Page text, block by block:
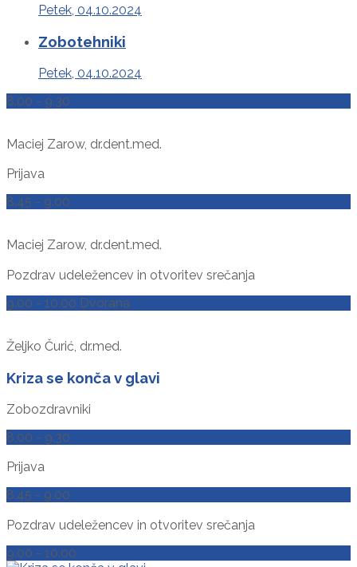
Petek, 04.10.2024
Zobotehniki
Petek, 04.10.2024
8.00 - 9.30
Maciej Zarow, dr.dent.med.
Prijava
8.45 - 9.00
Maciej Zarow, dr.dent.med.
Pozdrav udeležencev in otvoritev srečanja
9.00 - 10.00 Dvorana
Željko Čurić, dr.med.
Kriza se konča v glavi
Zobozdravniki
8.00 - 9.30
Prijava
8.45 - 9.00
Pozdrav udeležencev in otvoritev srečanja
9.00 - 10.00